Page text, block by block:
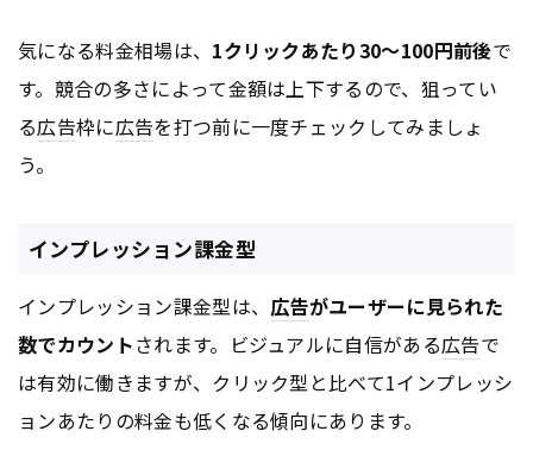
気になる料金相場は、 1クリックあたり30～100円前後で
す。競合の多さによって金額は上下するので、狙ってい
る広告枠に広告を打つ前に一度チェックしてみましょ
う。
インプレッション課金型
インプレッション課金型は、 広告がユーザーに見られた
数でカウントされます。ビジュアルに自信がある広告で
は有効に働きますが、クリック型と比べて1インプレッシ
ョンあたりの料金も低くなる傾向にあります。